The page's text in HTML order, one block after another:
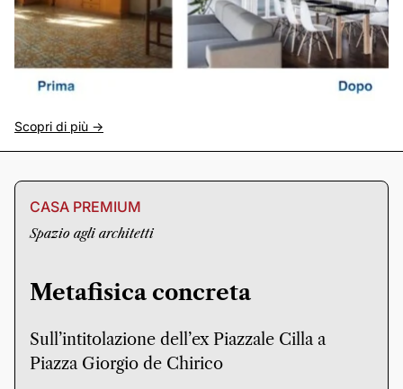
Scopri di più ->
CASA PREMIUM
Spazio agli architetti
Metafisica concreta
Sull’intitolazione dell’ex Piazzale Cilla a
Piazza Giorgio de Chirico